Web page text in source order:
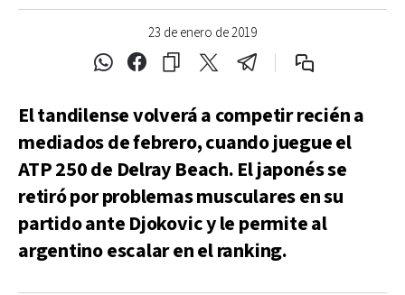
23 de enero de 2019
El tandilense volverá a competir recién a
mediados de febrero, cuando juegue el
ATP 250 de Delray Beach. El japonés se
retiró por problemas musculares en su
partido ante Djokovic y le permite al
argentino escalar en el ranking.